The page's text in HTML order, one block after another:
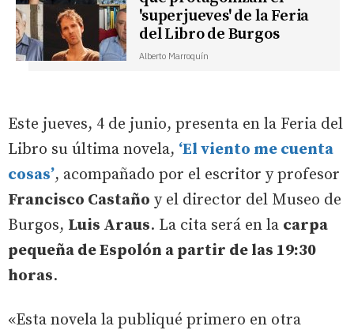
'superjueves' de la Feria
del Libro de Burgos
Alberto Marroquín
Este jueves, 4 de junio, presenta en la Feria del
Libro su última novela, ‘El viento me cuenta
cosas’, acompañado por el escritor y profesor
Francisco Castaño y el director del Museo de
Burgos, Luis Araus. La cita será en la carpa
pequeña de Espolón a partir de las 19:30
horas.
«Esta novela la publiqué primero en otra